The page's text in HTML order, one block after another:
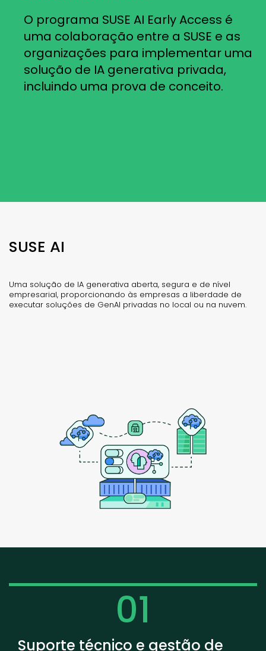
O programa SUSE AI Early Access é
uma colaboração entre a SUSE e as
organizações para implementar uma
solução de IA generativa privada,
incluindo uma prova de conceito.
SUSE AI
Uma solução de IA generativa aberta, segura e de nível
empresarial, proporcionando às empresas a liberdade de
executar soluções de GenAI privadas no local ou na nuvem.
01
Suporte técnico e gestão de